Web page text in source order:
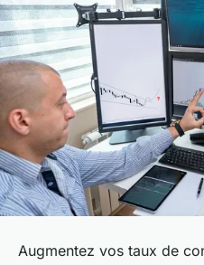
Augmentez vos taux de